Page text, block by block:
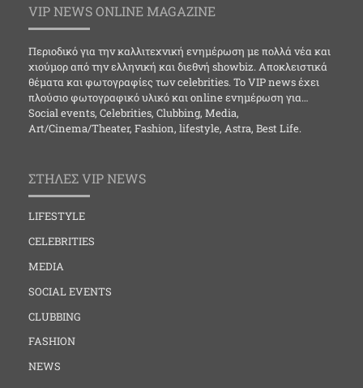
VIP NEWS ONLINE MAGAZINE
Περιοδικό για την καλλιτεχνική ενημέρωση με πολλά νέα και
χιούμορ από την ελληνική και διεθνή showbiz. Αποκλειστικά
θέματα και φωτογραφίες των celebrities. Το VIP news έχει
πλούσιο φωτογραφικό υλικό και online ενημέρωση για…
Social events, Celebrities, Clubbing, Media,
Art/Cinema/Theater, Fashion, lifestyle, Astra, Best Life.
ΣΤΗΛΕΣ VIP NEWS
LIFESTYLE
CELEBRITIES
MEDIA
SOCIAL EVENTS
CLUBBING
FASHION
NEWS